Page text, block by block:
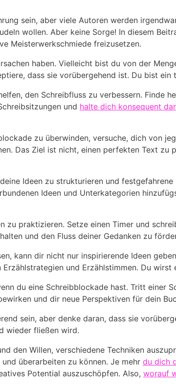
sein, aber ‌viele​ Autoren werden
wollen. Aber keine ‍Sorge! In diesem
Meisterwerkschmiede freizusetzen.
haben.‍ Vielleicht bist du von der
dass‍ sie vorübergehend ist.⁣ Du bist
⁢den Schreibfluss zu verbessern. ⁤Finde
und halte dich konsequent
zu⁣ überwinden, versuche, dich von
Das Ziel ist‌ nicht, einen perfekten Text
Ideen zu strukturieren und
Ideen ⁤und Unterkategorien
praktizieren. Setze einen Timer und
und den ​Fluss deiner Gedanken zu
kann dir nicht nur inspirierende Ideen
und Erzählstimmen. Du
du eine Schreibblockade hast. Tritt einer
und dir neue​ Perspektiven für dein
sein,‌ aber denke ​daran, dass sie
wieder ⁣fließen wird.
den Willen, verschiedene ⁣Techniken
überarbeiten‍ zu können. Je⁣ mehr du⁢ dich
Potential​ auszuschöpfen. Also, worauf